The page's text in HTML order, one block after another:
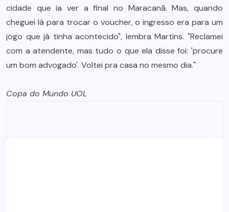
cidade que ia ver a final no Maracanã. Mas, quando
cheguei lá para trocar o voucher, o ingresso era para um
jogo que já tinha acontecido", lembra Martins. "Reclamei
com a atendente, mas tudo o que ela disse foi: 'procure
um bom advogado'. Voltei pra casa no mesmo dia."
Copa do Mundo UOL